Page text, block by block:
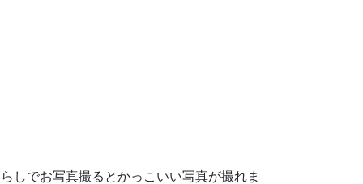
しでお写真撮るとかっこいい写真が撮れま